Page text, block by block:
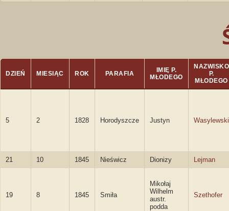
DZIEŃ MIESIĄC ROK PARAFIA
IMIĘ P.
MŁODEGO
NAZWISKO
P.
MŁODEGO
5 2 1828 Horodyszcze Justyn Wasylewski
21 10 1845 Nieświcz Dionizy Lejman
19 8 1845 Smiła
Mikołaj
Wilhelm
austr.
podda
Szethofer